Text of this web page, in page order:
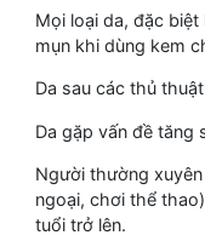
Mọi loại da, đặc
mụn khi dùng kem
Da sau các thủ
Da gặp vấn đề tăng
Người thường
ngoại, chơi thể
tuổi trở lên.